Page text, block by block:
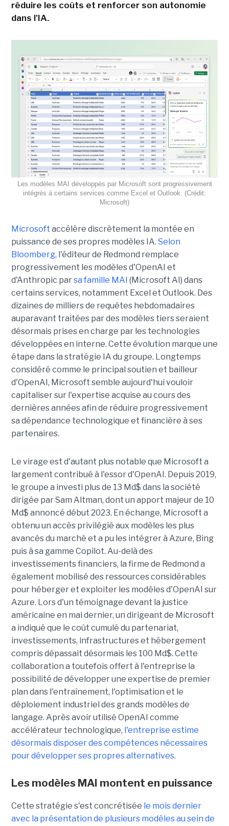
réduire les coûts et renforcer son autonomie
dans l'IA.
Les modèles MAI développés par Microsoft sont progressivement
intégrés à certains services comme Excel et Outlook. (Crédit:
Microsoft)
Microsoft accélère discrètement la montée en
puissance de ses propres modèles IA. Selon
Bloomberg, l'éditeur de Redmond remplace
progressivement les modèles d'OpenAI et
d'Anthropic parsa famille MAI (Microsoft AI) dans
certains services, notamment Excel et Outlook. Des
dizaines de milliers de requêtes hebdomadaires
auparavant traitées par des modèles tiers seraient
désormais prises en charge par les technologies
développées en interne. Cette évolution marque une
étape dans la stratégie IA du groupe. Longtemps
considéré comme le principal soutien et bailleur
d'OpenAI, Microsoft semble aujourd'hui vouloir
capitaliser sur l'expertise acquise au cours des
dernières années afin de réduire progressivement
sa dépendance technologique et financière à ses
partenaires.
Le virage est d'autant plus notable que Microsoft a
largement contribué à l'essor d'OpenAI. Depuis 2019,
le groupe a investi plus de 13 Md$ dans la société
dirigée par Sam Altman, dont un apport majeur de 10
Md$ annoncé début 2023. En échange, Microsoft a
obtenu un accès privilégié aux modèles les plus
avancés du marché et a pu les intégrer à Azure, Bing
puis à sa gamme Copilot. Au-delà des
investissements financiers, la firme de Redmond a
également mobilisé des ressources considérables
pour héberger et exploiter les modèles d'OpenAI sur
Azure. Lors d'un témoignage devant la justice
américaine en mai dernier, un dirigeant de Microsoft
a indiqué que le coût cumulé du partenariat,
investissements, infrastructures et hébergement
compris dépassait désormais les 100 Md$. Cette
collaboration a toutefois offert à l'entreprise la
possibilité de développer une expertise de premier
plan dans l'entraînement, l'optimisation et le
déploiement industriel des grands modèles de
langage. Après avoir utilisé OpenAI comme
accélérateur technologique, l'entreprise estime
désormais disposer des compétences nécessaires
pour développer ses propres alternatives.
Les modèles MAI montent en puissance
Cette stratégie s'est concrétisée le mois dernier
avec la présentation de plusieurs modèles au sein de